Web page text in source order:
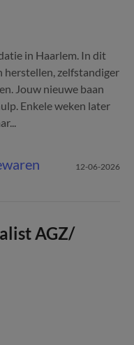
in Haarlem. In dit
zelfstandiger
Jouw nieuwe baan
Enkele weken later
12-06-2026
AGZ/